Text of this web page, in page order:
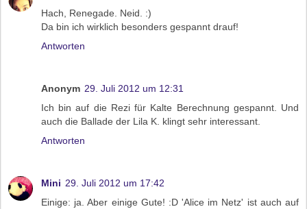
Hach, Renegade. Neid. :)
Da bin ich wirklich besonders gespannt drauf!
Antworten
Anonym 29. Juli 2012 um 12:31
Ich bin auf die Rezi für Kalte Berechnung gespannt. Und
auch die Ballade der Lila K. klingt sehr interessant.
Antworten
Mini 29. Juli 2012 um 17:42
Einige: ja. Aber einige Gute! :D 'Alice im Netz' ist auch auf